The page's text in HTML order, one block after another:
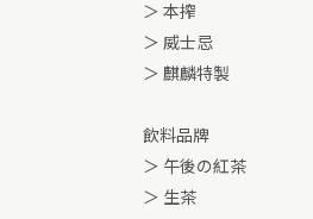
＞ 本搾
＞ 威士忌
＞ 麒麟特製
飲料品牌
＞ 午後の紅茶
＞ 生茶